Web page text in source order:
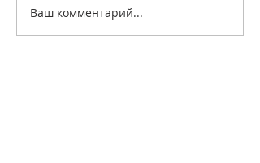
Ваш комментарий...